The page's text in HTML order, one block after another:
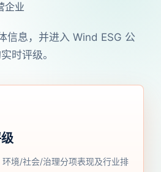
企业
信息，并进入 Wind ESG 公
时评级。
境/社会/治理分项表现及行业排